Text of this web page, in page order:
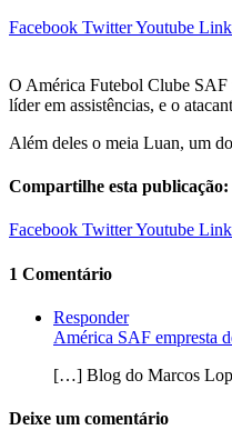
Facebook TwitterYoutube
O América Futebol Clube SAF
líder em assistências, e o
Além deles o meia Luan, um
Compartilhe esta publicação:
Facebook TwitterYoutube
1 Comentário
Responder
América SAF empresta
[…] Blog do Marcos
Deixe um comentário